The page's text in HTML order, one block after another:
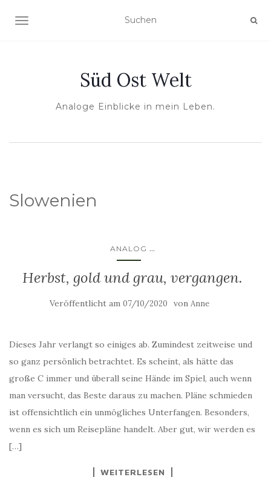
NAVIGATION UMSCHALTEN
Süd Ost Welt
Analoge Einblicke in mein Leben.
Slowenien
ANALOG ...
Herbst, gold und grau, vergangen.
Veröffentlicht am 07/10/2020 von Anne
Dieses Jahr verlangt so einiges ab. Zumindest zeitweise und
so ganz persönlich betrachtet. Es scheint, als hätte das
große C immer und überall seine Hände im Spiel, auch wenn
man versucht, das Beste daraus zu machen. Pläne schmieden
ist offensichtlich ein unmögliches Unterfangen. Besonders,
wenn es sich um Reisepläne handelt. Aber gut, wir werden es
[…]
WEITERLESEN